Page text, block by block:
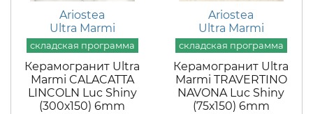
Ariostea
Ultra Marmi
Керамогранит Ultra
Marmi CALACATTA
LINCOLN Luc Shiny
(300х150) 6mm
Ariostea
Ultra Marmi
Керамогранит Ultra
Marmi TRAVERTINO
NAVONA Luc Shiny
(75х150) 6mm